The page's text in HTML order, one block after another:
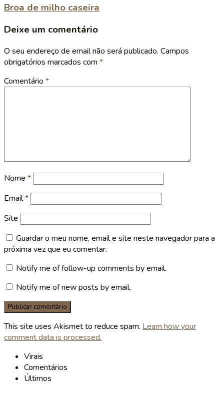
Broa de milho caseira
Deixe um comentário
O seu endereço de email não será publicado. Campos
obrigatórios marcados com *
Comentário *
Nome *
Email*
Site
Guardar o meu nome, email e site neste navegador para a
próxima vez que eu comentar.
Notify me of follow-up comments by email.
Notify me of new posts by email.
This site uses Akismet to reduce spam. Learn how your
comment data is processed.
Virais
Comentários
Últimos